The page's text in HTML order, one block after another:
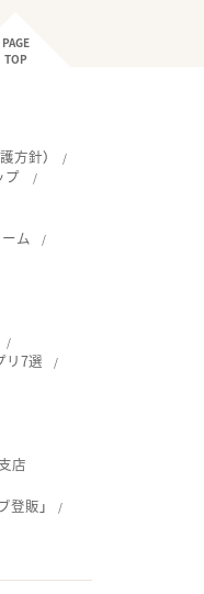
PAGE
TOP
方針）
プ
ム
リ7選
店
登販」